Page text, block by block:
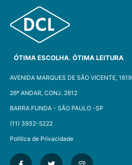
ÓTIMA ESCOLHA. ÓTIMA LEITURA
AVENIDA MARQUES DE SÃO VICENTE, 1619
26º ANDAR, CONJ. 2612
BARRA FUNDA - SÃO PAULO -SP​
(11) 3932-5222
Política de Privacidade